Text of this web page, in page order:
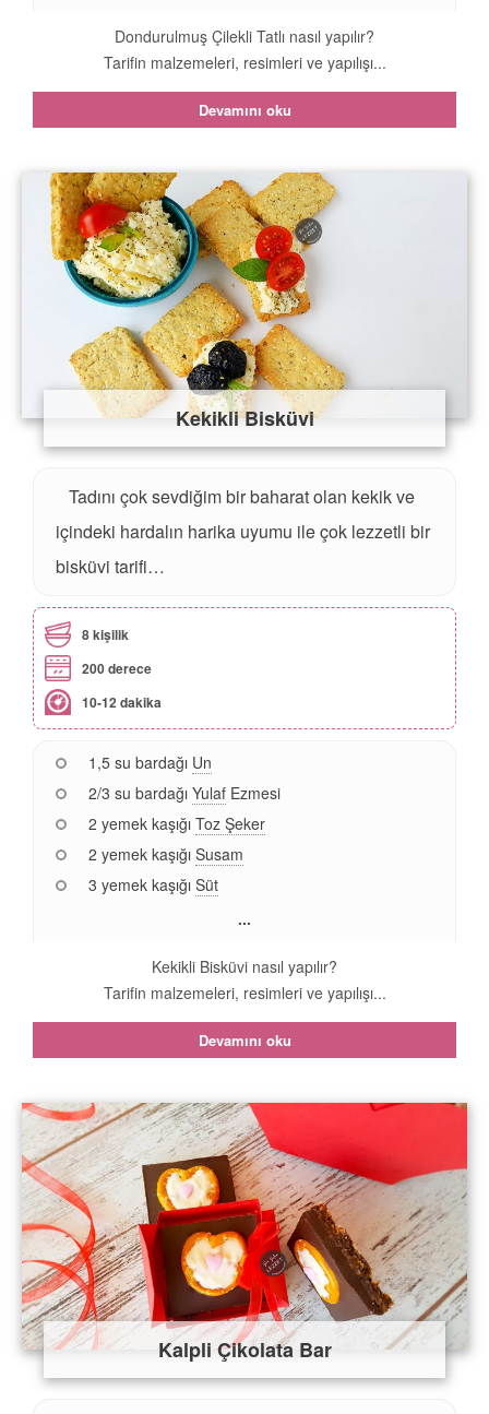
Dondurulmuş Çilekli Tatlı nasıl yapılır?
Tarifin malzemeleri, resimleri ve yapılışı...
Devamını oku
Kekikli Bisküvi
Tadını çok sevdiğim bir baharat olan kekik ve
içindeki hardalın harika uyumu ile çok lezzetli bir
bisküvi tarifi…
8 kişilik
200 derece
10-12 dakika
1,5 su bardağı Un
2/3 su bardağı Yulaf Ezmesi
2 yemek kaşığı Toz Şeker
2 yemek kaşığı Susam
3 yemek kaşığı Süt
...
Kekikli Bisküvi nasıl yapılır?
Tarifin malzemeleri, resimleri ve yapılışı...
Devamını oku
Kalpli Çikolata Bar